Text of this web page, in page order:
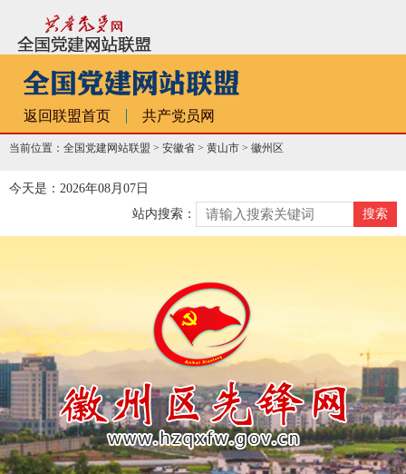
返回联盟首页 共产党员网
当前位置：全国党建网站联盟 > 安徽省 > 黄山市 > 徽州区
今天是：2026年08月07日
站内搜索：